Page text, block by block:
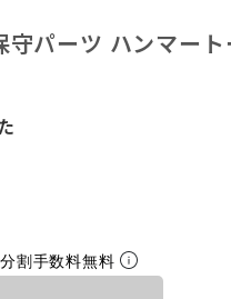
パーツ ハンマー
割手数料無料